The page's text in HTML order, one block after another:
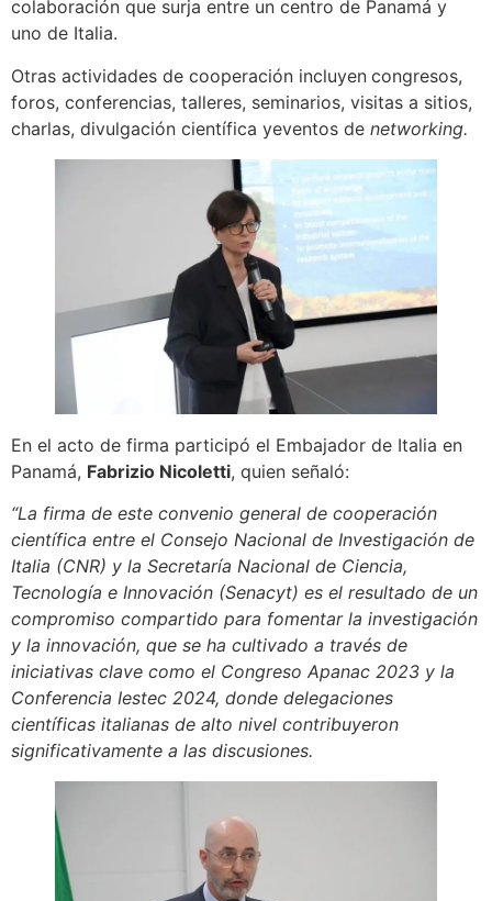
colaboración que surja entre un centro de Panamá y
uno de Italia.
Otras actividades de cooperación incluyen congresos,
foros, conferencias, talleres, seminarios, visitas a sitios,
charlas, divulgación científica yeventos de networking.
En el acto de firma participó el Embajador de Italia en
Panamá, Fabrizio Nicoletti, quien señaló:
“La firma de este convenio general de cooperación
científica entre el Consejo Nacional de Investigación de
Italia (CNR) y la Secretaría Nacional de Ciencia,
Tecnología e Innovación (Senacyt) es el resultado de un
compromiso compartido para fomentar la investigación
y la innovación, que se ha cultivado a través de
iniciativas clave como el Congreso Apanac 2023 y la
Conferencia Iestec 2024, donde delegaciones
científicas italianas de alto nivel contribuyeron
significativamente a las discusiones.